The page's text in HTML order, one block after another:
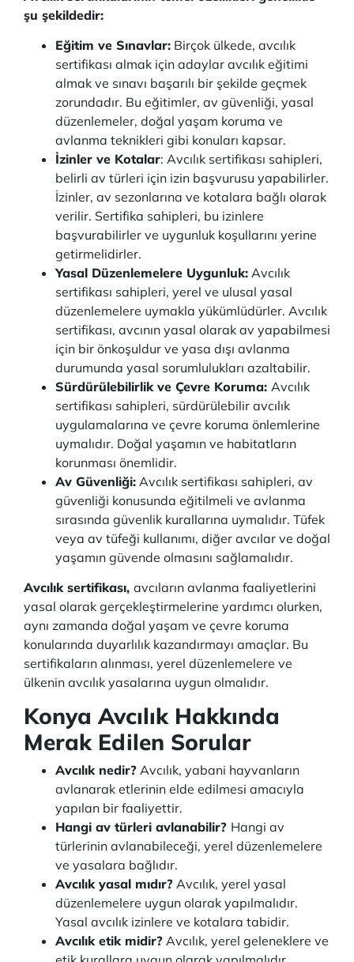
şu şekildedir:
Eğitim ve Sınavlar: Birçok ülkede, avcılık
sertifikası almak için adaylar avcılık eğitimi
almak ve sınavı başarılı bir şekilde geçmek
zorundadır. Bu eğitimler, av güvenliği, yasal
düzenlemeler, doğal yaşam koruma ve
avlanma teknikleri gibi konuları kapsar.
İzinler ve Kotalar: Avcılık sertifikası sahipleri,
belirli av türleri için izin başvurusu yapabilirler.
İzinler, av sezonlarına ve kotalara bağlı olarak
verilir. Sertifika sahipleri, bu izinlere
başvurabilirler ve uygunluk koşullarını yerine
getirmelidirler.
Yasal Düzenlemelere Uygunluk: Avcılık
sertifikası sahipleri, yerel ve ulusal yasal
düzenlemelere uymakla yükümlüdürler. Avcılık
sertifikası, avcının yasal olarak av yapabilmesi
için bir önkoşuldur ve yasa dışı avlanma
durumunda yasal sorumlulukları azaltabilir.
Sürdürülebilirlik ve Çevre Koruma: Avcılık
sertifikası sahipleri, sürdürülebilir avcılık
uygulamalarına ve çevre koruma önlemlerine
uymalıdır. Doğal yaşamın ve habitatların
korunması önemlidir.
Av Güvenliği: Avcılık sertifikası sahipleri, av
güvenliği konusunda eğitilmeli ve avlanma
sırasında güvenlik kurallarına uymalıdır. Tüfek
veya av tüfeği kullanımı, diğer avcılar ve doğal
yaşamın güvende olmasını sağlamalıdır.
Avcılık sertifikası, avcıların avlanma faaliyetlerini
yasal olarak gerçekleştirmelerine yardımcı olurken,
aynı zamanda doğal yaşam ve çevre koruma
konularında duyarlılık kazandırmayı amaçlar. Bu
sertifikaların alınması, yerel düzenlemelere ve
ülkenin avcılık yasalarına uygun olmalıdır.
Konya Avcılık Hakkında
Merak Edilen Sorular
Avcılık nedir? Avcılık, yabani hayvanların
avlanarak etlerinin elde edilmesi amacıyla
yapılan bir faaliyettir.
Hangi av türleri avlanabilir? Hangi av
türlerinin avlanabileceği, yerel düzenlemelere
ve yasalara bağlıdır.
Avcılık yasal mıdır? Avcılık, yerel yasal
düzenlemelere uygun olarak yapılmalıdır.
Yasal avcılık izinlere ve kotalara tabidir.
Avcılık etik midir? Avcılık, yerel geleneklere ve